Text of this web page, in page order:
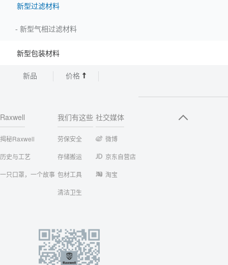
新型过滤材料
- 新型气相过滤材料
新型包装材料
新品 价格
Raxwell
揭秘Raxwell
历史与工艺
一只口罩，一个故事
我们有这些
劳保安全
存储搬运
包材工具
清洁卫生
社交媒体
微博
京东自营店
淘宝